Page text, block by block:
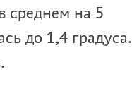
среднем на 5
до 1,4 градуса.